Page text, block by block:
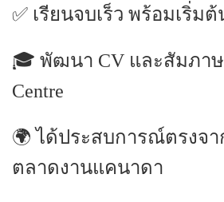
✅ เรียนจบเร็ว พร้อมเริ่ม
🎓 พัฒนา CV และสัมภาษ
Centre
🌍 ได้ประสบการณ์ตรงจ
ตลาดงานแคนาดา